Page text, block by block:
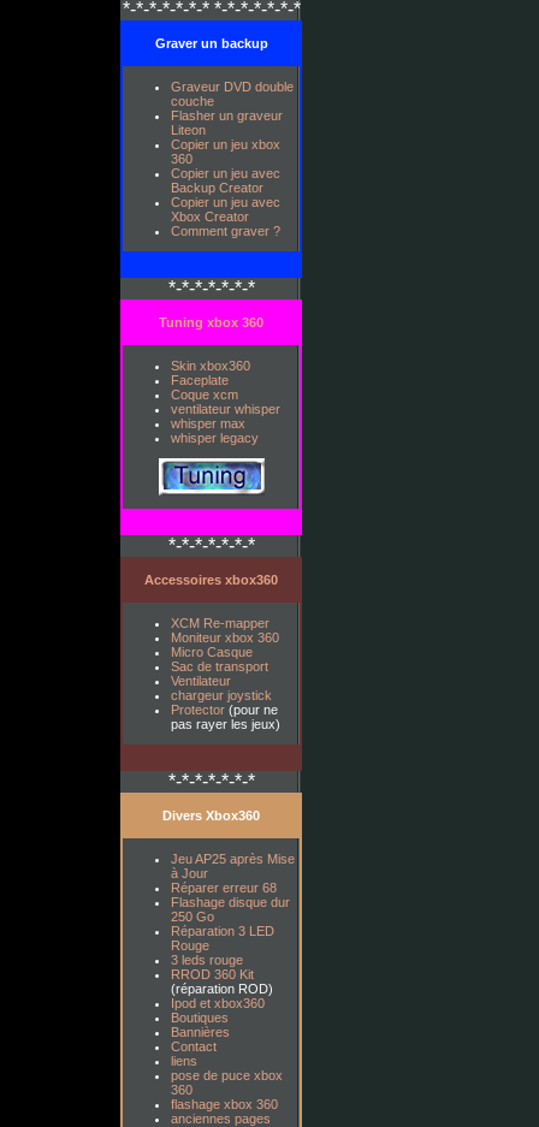
*-*-*-*-*-*-* *-*-*-*-*-*-*
Graver un backup
Graveur DVD double
couche
Flasher un graveur
Liteon
Copier un jeu xbox
360
Copier un jeu avec
Backup Creator
Copier un jeu avec
Xbox Creator
Comment graver ?
*-*-*-*-*-*-*
Tuning xbox 360
Skin xbox360
Faceplate
Coque xcm
ventilateur whisper
whisper max
whisper legacy
*-*-*-*-*-*-*
Accessoires xbox360
XCM Re-mapper
Moniteur xbox 360
Micro Casque
Sac de transport
Ventilateur
chargeur joystick
Protector (pour ne
pas rayer les jeux)
*-*-*-*-*-*-*
Divers Xbox360
Jeu AP25 après Mise
à Jour
Réparer erreur 68
Flashage disque dur
250 Go
Réparation 3 LED
Rouge
3 leds rouge
RROD 360 Kit
(réparation ROD)
Ipod et xbox360
Boutiques
Bannières
Contact
liens
pose de puce xbox
360
flashage xbox 360
anciennes pages